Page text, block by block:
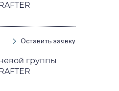
Оставить заявку
группы